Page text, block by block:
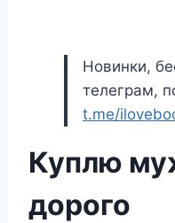
Новинки,
телеграм,
t.me/
Куплю
дорого